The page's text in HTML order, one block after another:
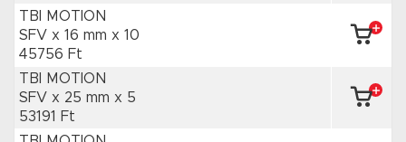
TBI MOTION
SFV x 16 mm x 10
45756 Ft
TBI MOTION
SFV x 25 mm x 5
53191 Ft